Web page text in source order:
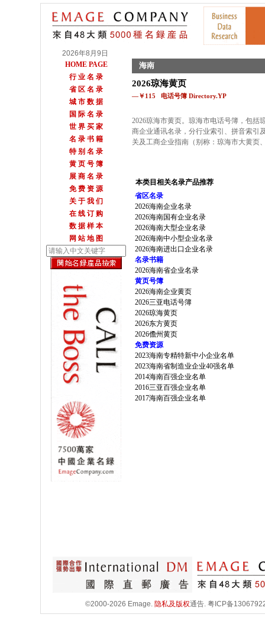
2026年8月9日
HOME PAGE
行 业 名 录
省 区 名 录
城 市 数 据
国 际 名 录
世 界 买 家
名 录 书 籍
特 别 名 录
黄 页 号 簿
展 商 名 录
免 费 资 源
关 于 我 们
在 线 订 购
数 据 样 本
网 站 地 图
海南
2026琼海黄页
—￥115 电话号簿 Directory.YP
2026琼海市黄页。琼海市电话号簿，包括
商企业通讯名录，分行业索引、拼音索引
关及工商企业指南（别称：琼海市大黄页
本类目相关名录产品推荐
省区名录
2026海南企业名录
2026海南国有企业名录
2026海南大型企业名录
2026海南中小型企业名录
2026海南进出口企业名录
名录书籍
2026海南省企业名录
黄页号簿
2026海南企业黄页
2026三亚电话号簿
2026琼海黄页
2026东方黄页
2026儋州黄页
免费资源
2023海南专精特新中小企业名单
2023海南省制造业企业40强名单
2014海南百强企业名单
2016三亚百强企业名单
2017海南百强企业名单
©2000-2026 Emage. 隐私及版权通告. 粤ICP备